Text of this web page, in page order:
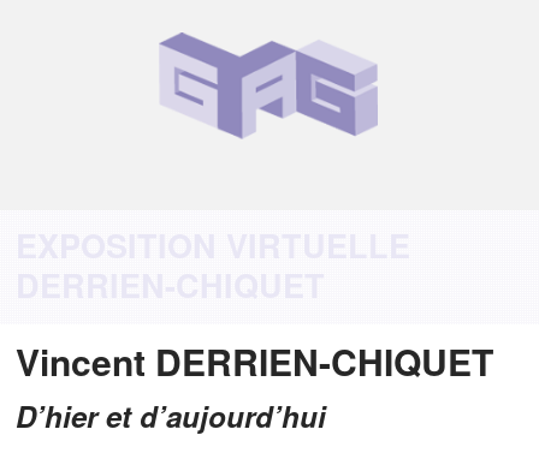
EXPOSITION VIRTUELLE
DERRIEN-CHIQUET
Vincent DERRIEN-CHIQUET
D’hier et d’aujourd’hui